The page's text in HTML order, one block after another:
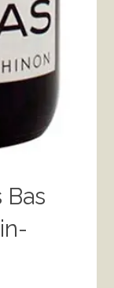
Bas